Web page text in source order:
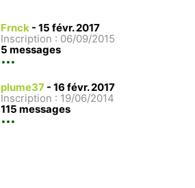
Frnck - 15 févr. 2017
Inscription : 06/09/2015
5 messages
plume37 - 16 févr. 2017
Inscription : 19/06/2014
115 messages